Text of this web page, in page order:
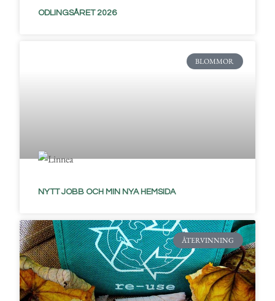
ODLINGSÅRET 2026
BLOMMOR
NYTT JOBB OCH MIN NYA HEMSIDA
ÅTERVINNING